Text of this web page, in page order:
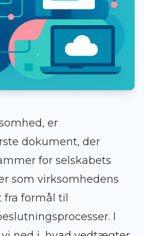
er
dokument, der
for selskabets
som virksomhedens
formål til
I